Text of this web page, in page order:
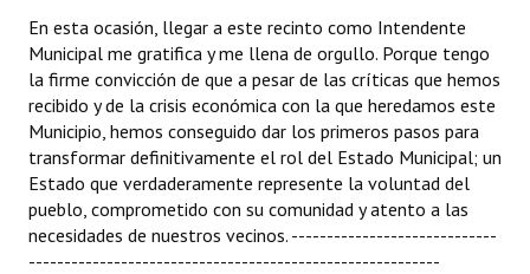
En esta ocasión, llegar a este recinto como Intendente
Municipal me gratifica y me llena de orgullo. Porque tengo
la firme convicción de que a pesar de las críticas que hemos
recibido y de la crisis económica con la que heredamos este
Municipio, hemos conseguido dar los primeros pasos para
transformar definitivamente el rol del Estado Municipal; un
Estado que verdaderamente represente la voluntad del
pueblo, comprometido con su comunidad y atento a las
necesidades de nuestros vecinos. -----------------------------
----------------------------------------------------------